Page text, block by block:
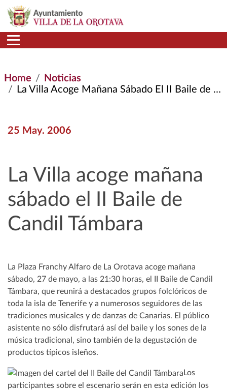
Skip to main content
Home
Noticias
La Villa Acoge Mañana Sábado El II Baile de Candil Támbara
25 May. 2006
La Villa acoge mañana
sábado el II Baile de
Candil Támbara
La Plaza Franchy Alfaro de La Orotava acoge mañana
sábado, 27 de mayo, a las 21:30 horas, el II Baile de Candil
Támbara, que reunirá a destacados grupos folclóricos de
toda la isla de Tenerife y a numerosos seguidores de las
tradiciones musicales y de danzas de Canarias. El público
asistente no sólo disfrutará así del baile y los sones de la
música tradicional, sino también de la degustación de
productos típicos isleños.
Los
participantes sobre el escenario serán en esta edición los